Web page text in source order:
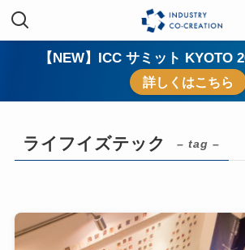
【NEW】ICC サミット KYOTO
詳しくはこちら
ライフイズテック – tag –